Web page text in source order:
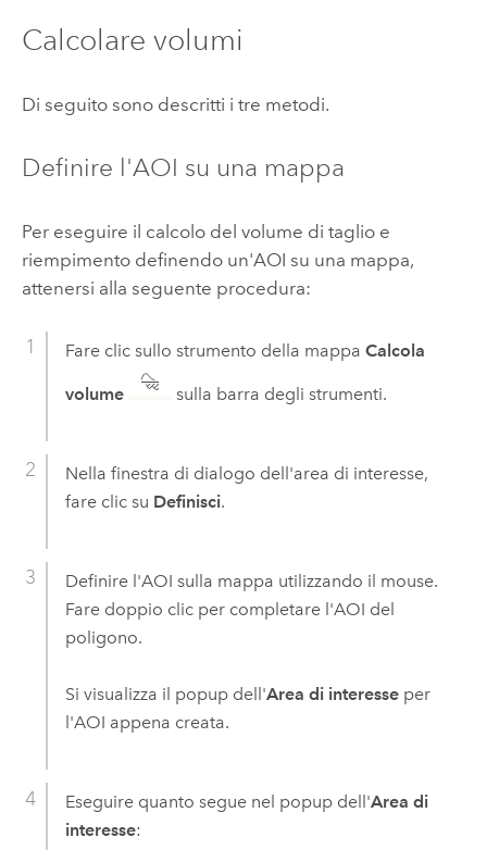
Calcolare volumi
Di seguito sono descritti i tre metodi.
Definire l'AOI su una mappa
Per eseguire il calcolo del volume di taglio e
riempimento definendo un'AOI su una mappa,
attenersi alla seguente procedura:
Fare clic sullo strumento della mappa Calcola
volume sulla barra degli strumenti.
Nella finestra di dialogo dell'area di interesse,
fare clic su Definisci.
Definire l'AOI sulla mappa utilizzando il mouse.
Fare doppio clic per completare l'AOI del
poligono.
Si visualizza il popup dell'Area di interesseper
l'AOI appena creata.
Eseguire quanto segue nel popup dell'Area di
interesse: